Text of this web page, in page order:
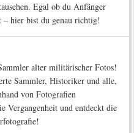
Egal ob du Anfänger
– hier bist du genau richtig!
alter militärischer Fotos!
Sammler, Historiker und alle,
von Fotografien
Vergangenheit und entdeckt die